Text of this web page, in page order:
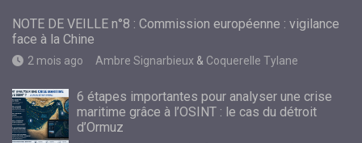
NOTE DE VEILLE n°8 : Commission européenne : vigilance
face à la Chine
2 mois ago Ambre Signarbieux & Coquerelle Tylane
6 étapes importantes pour analyser une crise
maritime grâce à l’OSINT : le cas du détroit
d’Ormuz